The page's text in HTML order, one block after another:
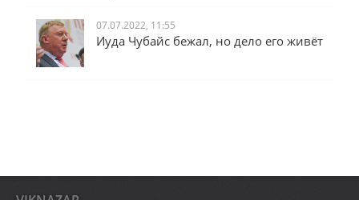
07.07.2022, 11:55
Иуда Чубайс бежал, но дело его живёт